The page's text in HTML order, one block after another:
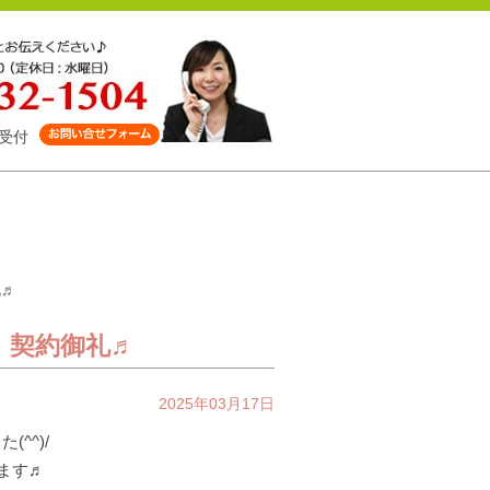
付
契約御礼♬
2025年03月17日
た(^^)/
す♬